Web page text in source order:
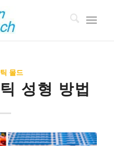
몰드
성형 방법